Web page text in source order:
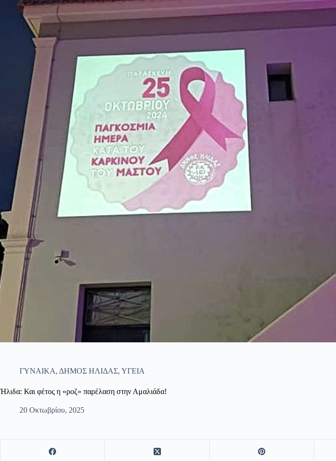
ΓΥΝΑΙΚΑ, ΔΗΜΟΣ ΗΛΙΔΑΣ, ΥΓΕΙΑ
Ήλιδα: Και φέτος η «ροζ» παρέλαση στην Αμαλιάδα!
20 Οκτωβρίου, 2025